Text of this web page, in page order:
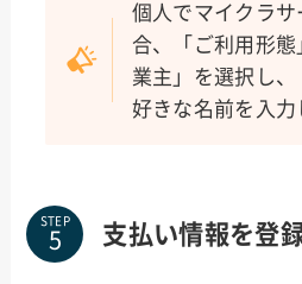
個人でマイクラ
合、「ご利用形
業主」を選択し
好きな名前を入力
STEP 支払い情報を登